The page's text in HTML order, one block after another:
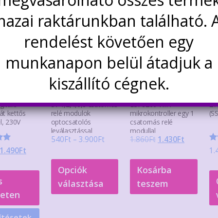
kettős
230V
Original
2.900Ft.
1.490Ft
1.490Ft.
5V 1,2,4,6,8 csatornás
relé modulok
optocsatolós
leválasztással
540Ft – 3.900FtÁrtartomány:
Opciók
választása
Ennek
terméknek
több
ESP8266 WiFi
mikrokontroller egy 1
csatornás relé
modullal
1.860Ft Original
was:
1.860Ft.
1.430Ft Current
Kosárba
teszem
2
raktárunkban található.
rendelést követően egy
munkanapon belül átadjuk a
kiszállító cégnek.